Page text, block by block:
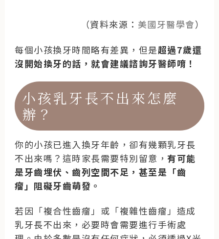
（資料來源： 美國牙醫學會）
每個小孩換牙時間略有差異，但是超過7歲還
沒開始換牙的話，就會建議諮詢牙醫師唷！
小孩乳牙長不出來怎麼
辦？
你的小孩已進入換牙年齡，卻有幾顆乳牙長
不出來嗎？這時家長需要特別留意， 有可能
是牙齒埋伏、齒列空間不足，甚至是「齒
瘤」阻礙牙齒萌發。
若因「複合性齒瘤」或「複雜性齒瘤」造成
乳牙長不出來，必要時會需要進行手術處